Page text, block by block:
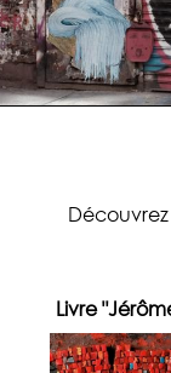
Découvrez
Livre